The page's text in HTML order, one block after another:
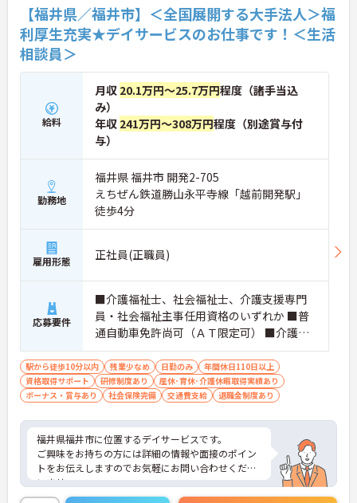
【福井県／福井市】＜全国展開する大手法人＞福
利厚生充実★デイサービスのお仕事です！＜生活
相談員＞
給料
月収 20.1万円～25.7万円程度（諸手当込
み）
年収 241万円～308万円程度（別途賞与付
与）
勤務地
福井県 福井市 開発2-705
えちぜん鉄道勝山永平寺線「越前開発駅」
徒歩4分
雇用形態 正社員(正職員)
応募要件
■介護福祉士、社会福祉士、介護支援専門
員・社会福祉主事任用資格のいずれか ■普
通自動車免許尚可（ＡＴ限定可） ■介護経
験3年以上（生活相談員経験あれば尚可）
駅から徒歩10分以内 残業少なめ 日勤のみ
年間休日110日以上
資格取得サポート
研修制度あり
産休･育休･介護休暇取得実績あり
ボーナス・賞与あり
社会保険完備 交通費支給 退職金制度あり
福井県福井市に位置するデイサービスです。
ご興味をお持ちの方には詳細の情報や面接のポイン
トをお伝えしますのでお気軽にお問い合わせくださ
いませ。